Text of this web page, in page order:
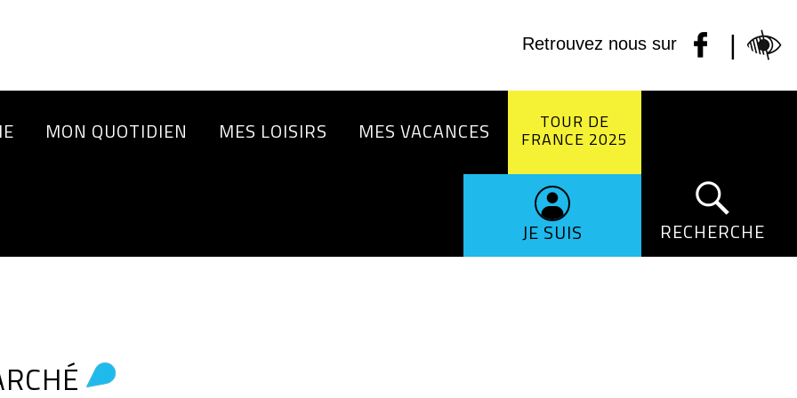
Retrouvez nous sur |
MON QUOTIDIEN MES LOISIRS MES VACANCES TOUR DE
FRANCE 2025
JE SUIS RECHERCHE